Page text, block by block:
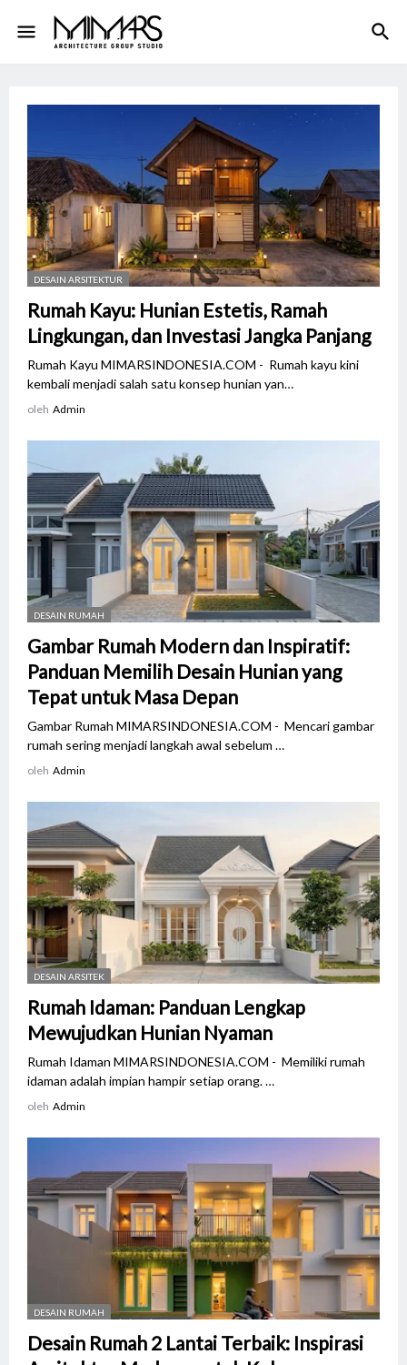
DESAIN ARSITEKTUR
Rumah Kayu: Hunian Estetis, Ramah
Lingkungan, dan Investasi Jangka Panjang
Rumah Kayu MIMARSINDONESIA.COM - Rumah kayu kini
kembali menjadi salah satu konsep hunian yan…
oleh Admin
DESAIN RUMAH
Gambar Rumah Modern dan Inspiratif:
Panduan Memilih Desain Hunian yang
Tepat untuk Masa Depan
Gambar Rumah MIMARSINDONESIA.COM - Mencari gambar
rumah sering menjadi langkah awal sebelum …
oleh Admin
DESAIN ARSITEK
Rumah Idaman: Panduan Lengkap
Mewujudkan Hunian Nyaman
Rumah Idaman MIMARSINDONESIA.COM - Memiliki rumah
idaman adalah impian hampir setiap orang. …
oleh Admin
DESAIN RUMAH
Desain Rumah 2 Lantai Terbaik: Inspirasi